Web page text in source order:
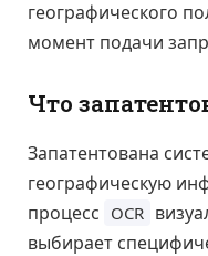
географического
момент подачи
Что
Запатентована
географическую
процесс OCR
выбирает